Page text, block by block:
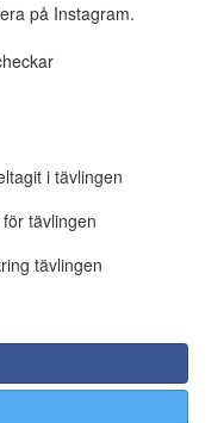
på Instagram.
i tävlingen
tävlingen
tävlingen